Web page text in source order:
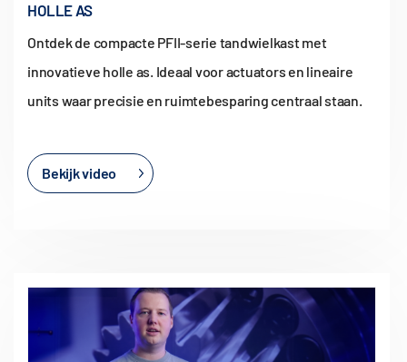
HOLLE AS
Ontdek de compacte PFII-serie tandwielkast met
innovatieve holle as. Ideaal voor actuators en lineaire
units waar precisie en ruimtebesparing centraal staan.
Bekijk video